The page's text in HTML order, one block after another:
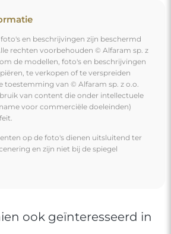
en beschrijvingen zijn beschermd
rechten voorbehouden © Alfaram sp. z
de modellen, foto's en beschrijvingen
te verkopen of te verspreiden
toestemming van © Alfaram sp. z o.o.
van content die onder intellectuele
voor commerciële doeleinden)
op de foto's dienen uitsluitend ter
en zijn niet bij de spiegel
ook geïnteresseerd in